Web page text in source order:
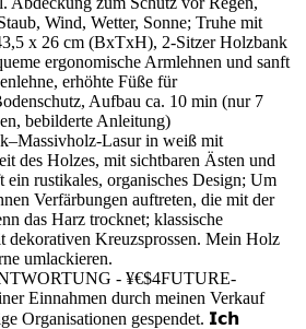
Wind, Wetter, Sonne; Truhe mit
x 26 cm (BxTxH), 2-Sitzer Holzbank
ergonomische Armlehnen und sanft
erhöhte Füße für
Aufbau ca. 10 min (nur 7
bebilderte Anleitung)
Lasur in weiß mit
des Holzes, mit sichtbaren Ästen und
ein rustikales, organisches Design; Um
Verfärbungen auftreten, die mit der
das Harz trocknet; klassische
dekorativen Kreuzsprossen. Mein Holz
umlackieren.
- ¥€$4FUTURE-
Einnahmen durch meinen Verkauf
Organisationen gespendet. 𝗜𝗰𝗵